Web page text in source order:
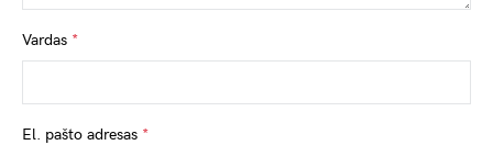
Vardas *
El. pašto adresas *